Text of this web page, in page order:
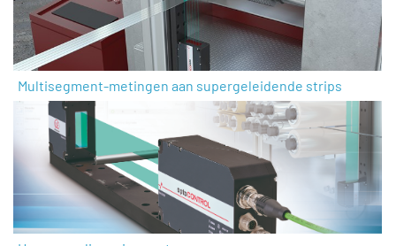
Multisegment-metingen aan supergeleidende strips